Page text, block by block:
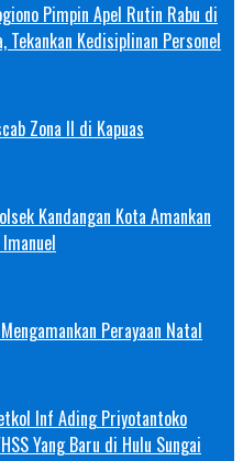
Pimpin Apel Rutin Rabu di
Tekankan Kedisiplinan Personel
Zona II di Kapuas
Kandangan Kota Amankan
Perayaan Natal
Inf Ading Priyotantoko
Yang Baru di Hulu Sungai